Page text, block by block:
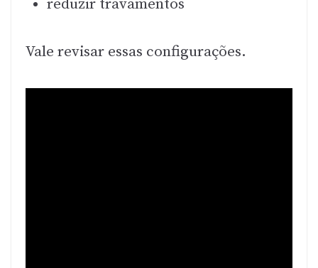
reduzir travamentos
Vale revisar essas configurações.